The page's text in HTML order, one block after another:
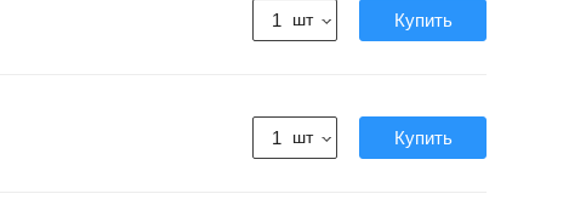
шт
шт